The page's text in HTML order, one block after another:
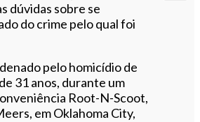
dúvidas sobre se
do crime pelo qual foi
pelo homicídio de
31 anos, durante um
Root-N-Scoot,
em Oklahoma City,